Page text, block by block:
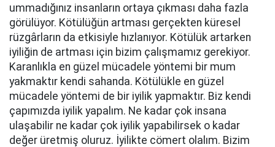
ummadığınız insanların ortaya çıkması daha fazla
görülüyor. Kötülüğün artması gerçekten küresel
rüzgârların da etkisiyle hızlanıyor. Kötülük artarken
iyiliğin de artması için bizim çalışmamız gerekiyor.
Karanlıkla en güzel mücadele yöntemi bir mum
yakmaktır kendi sahanda. Kötülükle en güzel
mücadele yöntemi de bir iyilik yapmaktır. Biz kendi
çapımızda iyilik yapalım. Ne kadar çok insana
ulaşabilir ne kadar çok iyilik yapabilirsek o kadar
değer üretmiş oluruz. İyilikte cömert olalım. Bizim